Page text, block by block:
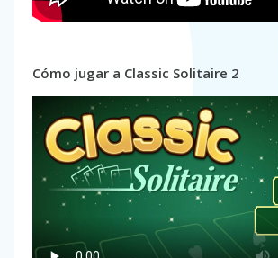
Cómo jugar a Classic Solitaire 2